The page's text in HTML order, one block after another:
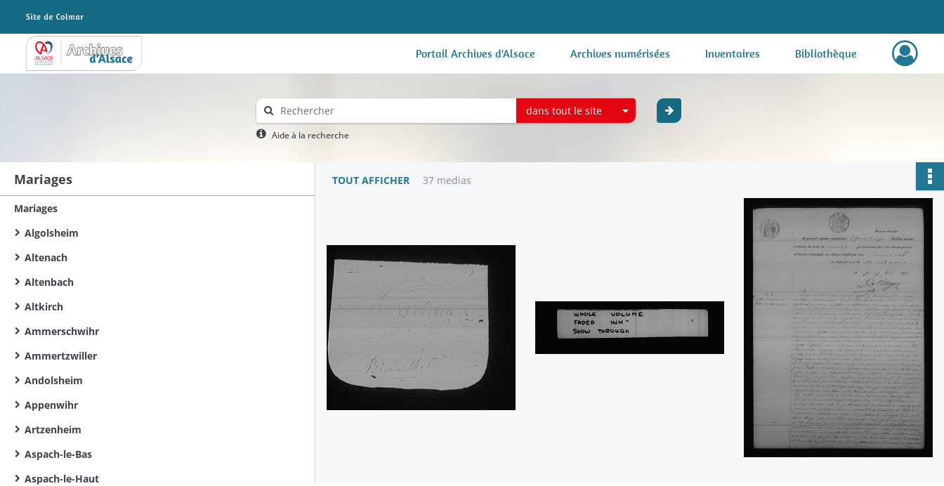
Archives Alsace - Colmar Portail Archives d'Alsace Archives numérisées Inventaires Bibliothèque
dans tout le site
Aide à la recherche
Mariages
Mariages
Algolsheim
Altenach
Altenbach
Altkirch
Ammerschwihr
Ammertzwiller
Andolsheim
Appenwihr
Artzenheim
Aspach-le-Bas
Aspach-le-Haut
TOUT AFFICHER 37 medias